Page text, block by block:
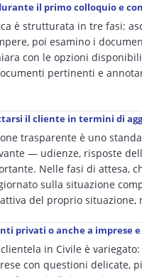
il primo colloquio e
è strutturata in tre fasi:
poi esamino i
con le opzioni
pertinenti e
il cliente in termini di
trasparente è uno
— udienze, risposte
Nelle fasi di attesa,
sulla situazione
del proprio situazione,
privati o anche a imprese
in Civile è
con questioni delicate,